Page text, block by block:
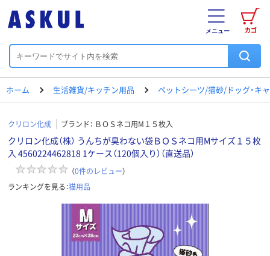
カゴ
メニュー
ホーム 生活雑貨/キッチン用品 ペットシーツ/猫砂/ドッグ・キ
クリロン化成 ブランド： ＢＯＳネコ用М１５枚入
クリロン化成（株） うんちが臭わない袋ＢＯＳネコ用Мサイズ１５枚
入 4560224462818 1ケース（120個入り）（直送品）
（0件のレビュー）
ランキングを見る：猫用品